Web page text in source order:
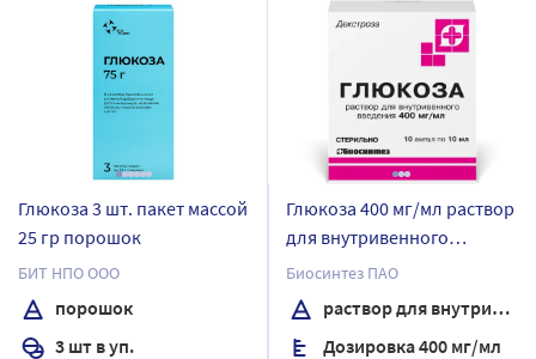
Глюкоза 3 шт. пакет массой
25 гр порошок
БИТ НПО ООО
порошок
3 шт в уп.
Глюкоза 400 мг/мл раствор
для внутривенного
введения 10 мл ампулы 10
шт.
Биосинтез ПАО
раствор для внутривенного введения
Дозировка 400 мг/мл